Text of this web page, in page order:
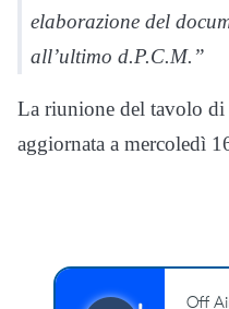
elaborazione del
all’ultimo d.P.C.M.”
La riunione del tavolo di
aggiornata a mercoledì